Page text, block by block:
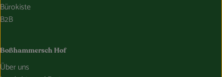
Bürokiste
B2B
Boßhammersch Hof
Über uns